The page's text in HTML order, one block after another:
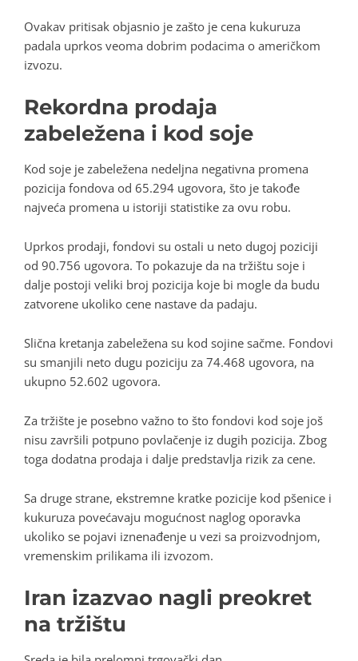
Ovakav pritisak objasnio je zašto je cena kukuruza
padala uprkos veoma dobrim podacima o američkom
izvozu.
Rekordna prodaja
zabeležena i kod soje
Kod soje je zabeležena nedeljna negativna promena
pozicija fondova od 65.294 ugovora, što je takođe
najveća promena u istoriji statistike za ovu robu.
Uprkos prodaji, fondovi su ostali u neto dugoj poziciji
od 90.756 ugovora. To pokazuje da na tržištu soje i
dalje postoji veliki broj pozicija koje bi mogle da budu
zatvorene ukoliko cene nastave da padaju.
Slična kretanja zabeležena su kod sojine sačme. Fondovi
su smanjili neto dugu poziciju za 74.468 ugovora, na
ukupno 52.602 ugovora.
Za tržište je posebno važno to što fondovi kod soje još
nisu završili potpuno povlačenje iz dugih pozicija. Zbog
toga dodatna prodaja i dalje predstavlja rizik za cene.
Sa druge strane, ekstremne kratke pozicije kod pšenice i
kukuruza povećavaju mogućnost naglog oporavka
ukoliko se pojavi iznenađenje u vezi sa proizvodnjom,
vremenskim prilikama ili izvozom.
Iran izazvao nagli preokret
na tržištu